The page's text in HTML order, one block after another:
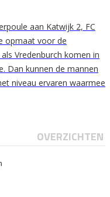
aan Katwijk 2, FC
opmaat voor de
Vredenburch komen in
Dan kunnen de mannen
niveau ervaren waarmee
OVERZICHTEN